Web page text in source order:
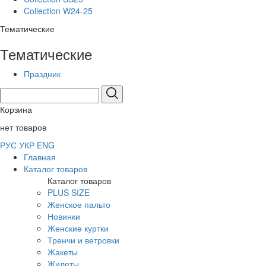
Collection W24-25
Тематические
Тематические
Праздник
Корзина
нет товаров
РУС УКР ENG
Главная
Каталог товаров
Каталог товаров
PLUS SIZE
Женское пальто
Новинки
Женские куртки
Тренчи и ветровки
Жакеты
Жилеты